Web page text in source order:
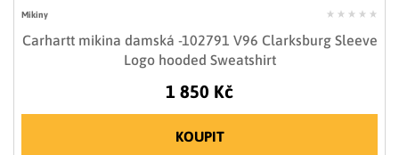
Mikiny
Carhartt mikina damská -102791 V96 Clarksburg Sleeve
Logo hooded Sweatshirt
1 850 Kč
KOUPIT